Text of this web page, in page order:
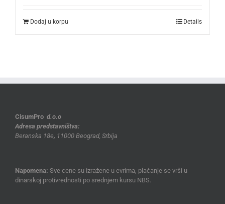
Dodaj u korpu Details
CisumPro d.o.o
Adresa predstavništva:
Beranska 18e, 11000 Beograd, Srbija
Napomena: Sve cene su izražene u evrima, plaćanje se vrši u
dinarskoj protivrednosti po srednjem kursu NBS.